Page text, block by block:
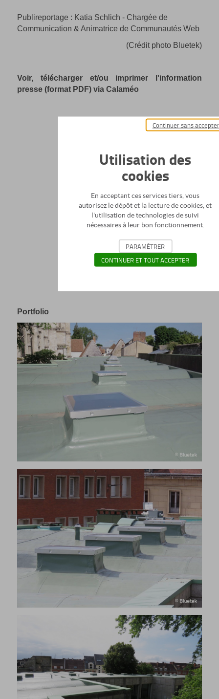
Publireportage : Katia Schlich - Chargée de
Communication & Animatrice de Communautés Web
(Crédit photo Bluetek)
Voir, télécharger et/ou imprimer l'information
presse (format PDF) via Calaméo
Portfolio
Utilisation des
cookies
En acceptant ces services tiers, vous
autorisez le dépôt et la lecture de cookies, et
l'utilisation de technologies de suivi
nécessaires à leur bon fonctionnement.
Continuer sans accepter
PARAMÉTRER
CONTINUER ET TOUT ACCEPTER